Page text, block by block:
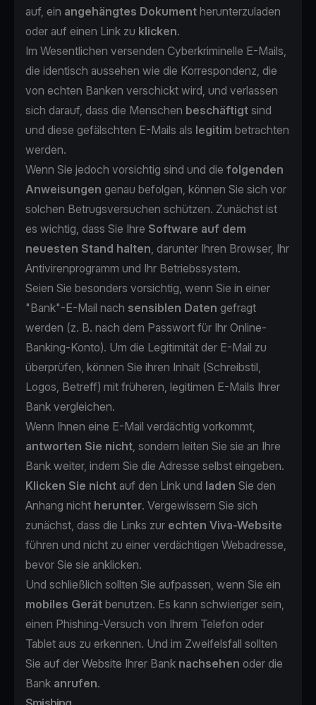
auf, ein angehängtes Dokument herunterzuladen
oder auf einen Link zu klicken.
Im Wesentlichen versenden Cyberkriminelle E-Mails,
die identisch aussehen wie die Korrespondenz, die
von echten Banken verschickt wird, und verlassen
sich darauf, dass die Menschen beschäftigt sind
und diese gefälschten E-Mails als legitim betrachten
werden.
Wenn Sie jedoch vorsichtig sind und die folgenden
Anweisungen genau befolgen, können Sie sich vor
solchen Betrugsversuchen schützen. Zunächst ist
es wichtig, dass Sie Ihre Software auf dem
neuesten Stand halten, darunter Ihren Browser, Ihr
Antivirenprogramm und Ihr Betriebssystem.
Seien Sie besonders vorsichtig, wenn Sie in einer
"Bank"-E-Mail nach sensiblen Daten gefragt
werden (z. B. nach dem Passwort für Ihr Online-
Banking-Konto). Um die Legitimität der E-Mail zu
überprüfen, können Sie ihren Inhalt (Schreibstil,
Logos, Betreff) mit früheren, legitimen E-Mails Ihrer
Bank vergleichen.
Wenn Ihnen eine E-Mail verdächtig vorkommt,
antworten Sie nicht, sondern leiten Sie sie an Ihre
Bank weiter, indem Sie die Adresse selbst eingeben.
Klicken Sie nicht auf den Link und laden Sie den
Anhang nicht herunter. Vergewissern Sie sich
zunächst, dass die Links zur echten Viva-Website
führen und nicht zu einer verdächtigen Webadresse,
bevor Sie sie anklicken.
Und schließlich sollten Sie aufpassen, wenn Sie ein
mobiles Gerät benutzen. Es kann schwieriger sein,
einen Phishing-Versuch von Ihrem Telefon oder
Tablet aus zu erkennen. Und im Zweifelsfall sollten
Sie auf der Website Ihrer Bank nachsehen oder die
Bank anrufen.